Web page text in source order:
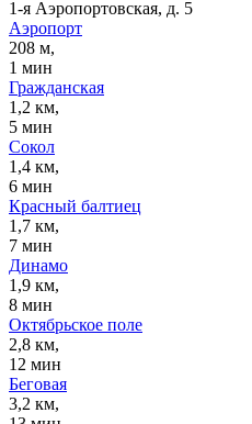
1-я Аэропортовская, д. 5
Аэропорт
208 м,
1 мин
Гражданская
1,2 км,
5 мин
Сокол
1,4 км,
6 мин
Красный балтиец
1,7 км,
7 мин
Динамо
1,9 км,
8 мин
Октябрьское поле
2,8 км,
12 мин
Беговая
3,2 км,